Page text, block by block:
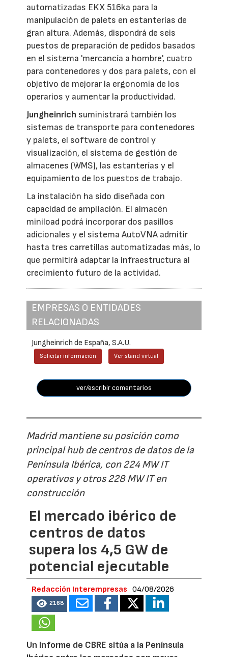
automatizadas EKX 516ka para la
manipulación de palets en estanterías de
gran altura. Además, dispondrá de seis
puestos de preparación de pedidos basados
en el sistema 'mercancía a hombre', cuatro
para contenedores y dos para palets, con el
objetivo de mejorar la ergonomía de los
operarios y aumentar la productividad.
Jungheinrich suministrará también los
sistemas de transporte para contenedores
y palets, el software de control y
visualización, el sistema de gestión de
almacenes (WMS), las estanterías y el
equipamiento de los puestos de trabajo.
La instalación ha sido diseñada con
capacidad de ampliación. El almacén
miniload podrá incorporar dos pasillos
adicionales y el sistema AutoVNA admitir
hasta tres carretillas automatizadas más, lo
que permitirá adaptar la infraestructura al
crecimiento futuro de la actividad.
EMPRESAS O ENTIDADES
RELACIONADAS
Jungheinrich de España, S.A.U.
Solicitar información Ver stand virtual
ver/escribir comentarios
Madrid mantiene su posición como
principal hub de centros de datos de la
Península Ibérica, con 224 MW IT
operativos y otros 228 MW IT en
construcción
El mercado ibérico de
centros de datos
supera los 4,5 GW de
potencial ejecutable
Redacción Interempresas 04/08/2026
2168
Un informe de CBRE sitúa a la Península